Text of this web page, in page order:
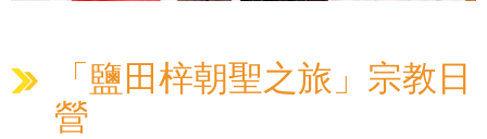
「鹽田梓朝聖之旅」宗教日
營